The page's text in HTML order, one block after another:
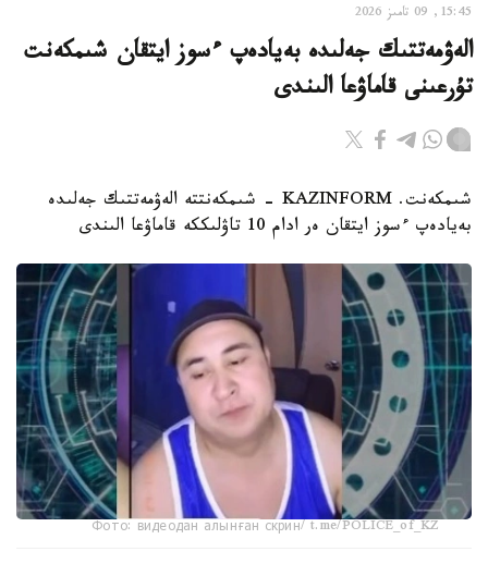
15:45, 09 تامىز 2026
الەۋمەتتىك جەلىدە بەيادەپ ءسوز ايتقان شىمكەنت
تۇرعىنى قاماۋعا الىندى
شىمكەنت. KAZINFORM - شىمكەنتتە الەۋمەتتىك جەلىدە
بەيادەپ ءسوز ايتقان ەر ادام 10 تاۋلىككە قاماۋعا الىندى
Фото: видеодан алынған скрин/ t.me/POLICE_of_KZ